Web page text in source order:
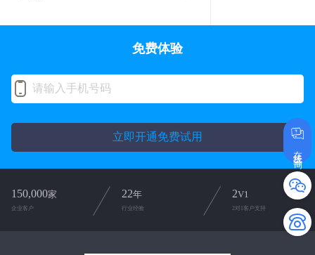
在线咨询
免费体验
立即开通免费试用
150,000家
企业客户
22年
行业经验
2V1
2对1客户支持